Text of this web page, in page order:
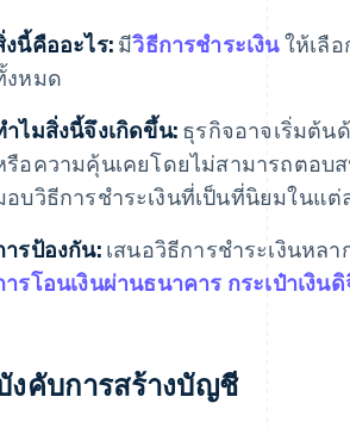
งนี้คืออะไร: มีวิธีการชำระเงินให้เลือ
งหมด
าไมสิ่งนี้จึงเกิดขึ้น: ธุรกิจอาจเริ่มต้น
รือความคุ้นเคยโดยไม่สามารถตอบ
อบวิธีการชำระเงินที่เป็นที่นิยมในแ
ารป้องกัน:เสนอวิธีการชำระเงินหล
ารโอนเงินผ่านธนาคาร กระเป๋าเงิน
งคับการสร้างบัญชี